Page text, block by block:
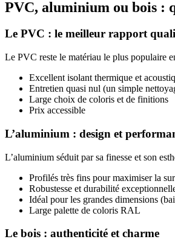
PVC, aluminium ou bois :
Le PVC : le meilleur rapport
Le PVC reste le matériau le plus populaire
Excellent isolant thermique et
Entretien quasi nul (un simple
Large choix de coloris et de finitions
Prix accessible
L’aluminium : design et
L’aluminium séduit par sa finesse et son
Profilés très fins pour maximiser la
Robustesse et durabilité
Idéal pour les grandes dimensions
Large palette de coloris RAL
Le bois : authenticité et charme